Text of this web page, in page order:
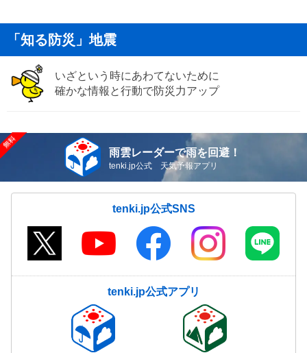
「知る防災」地震
いざという時にあわてないために
確かな情報と行動で防災力アップ
雨雲レーダーで雨を回避！
tenki.jp公式 天気予報アプリ
tenki.jp公式SNS
tenki.jp公式アプリ